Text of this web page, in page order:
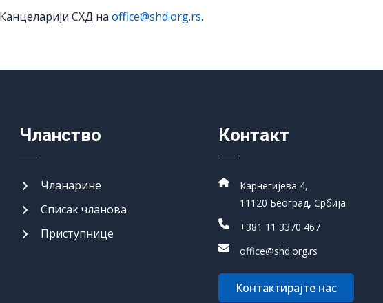
СХД наoffice@shd.org.rs.
Чланство
Чланарине
Списак чланова
Приступнице
Контакт
Карнегијева 4,
11120 Београд, Србија
+381 11 3370 467
office@shd.org.rs
Контактирајте нас